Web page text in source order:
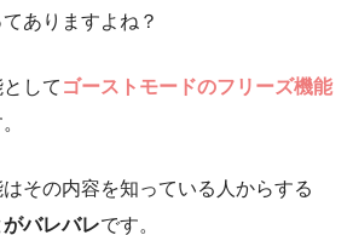
ありますよね？
して ゴーストモードのフリーズ機能
その内容を知っている人からする
バレバレです。